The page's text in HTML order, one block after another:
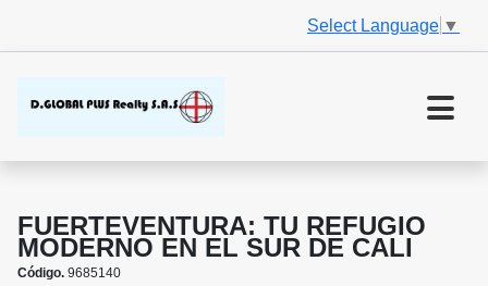
Select Language ▼
FUERTEVENTURA: TU REFUGIO
MODERNO EN EL SUR DE CALI
Código. 9685140